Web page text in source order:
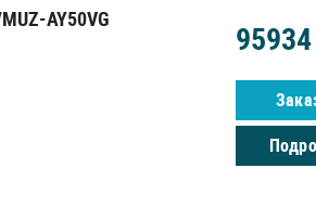
AY50VG
95934